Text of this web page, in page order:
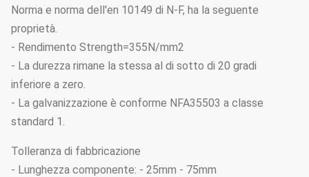
Norma e norma dell'en 10149 di N-F, ha la seguente
proprietà.
- Rendimento Strength=355N/mm2
- La durezza rimane la stessa al di sotto di 20 gradi
inferiore a zero.
- La galvanizzazione è conforme NFA35503 a classe
standard 1.
Tolleranza di fabbricazione
- Lunghezza componente: - 25mm - 75mm